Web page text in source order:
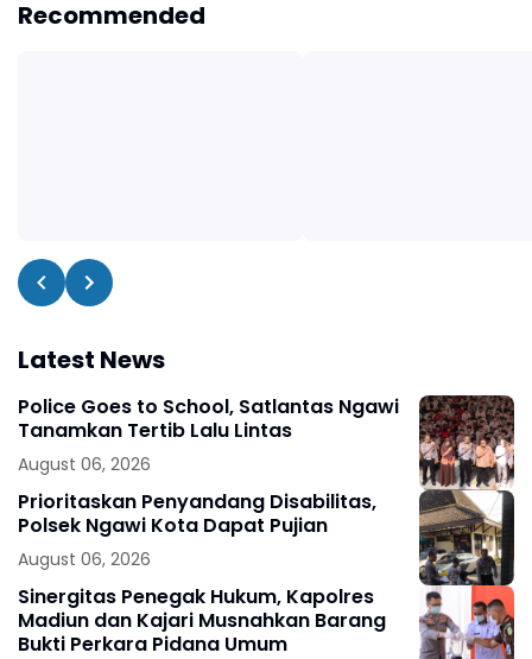
Recommended
Latest News
Police Goes to School, Satlantas Ngawi
Tanamkan Tertib Lalu Lintas
August 06, 2026
Prioritaskan Penyandang Disabilitas,
Polsek Ngawi Kota Dapat Pujian
August 06, 2026
Sinergitas Penegak Hukum, Kapolres
Madiun dan Kajari Musnahkan Barang
Bukti Perkara Pidana Umum